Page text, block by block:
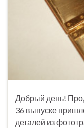
Добрый день!
36 выпуске
деталей из